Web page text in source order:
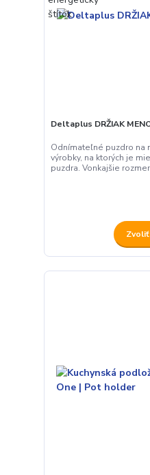
Deltaplus DRŽIAK
Odnímateľné puzdro na
výrobky, na ktorých je
puzdra. Vonkajšie